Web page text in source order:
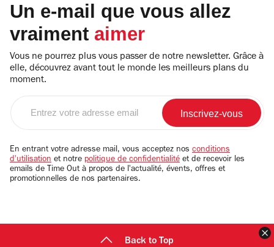
Un e-mail que vous allez
vraiment aimer
Vous ne pourrez plus vous passer de notre newsletter. Grâce à
elle, découvrez avant tout le monde les meilleurs plans du
moment.
email
En entrant votre adresse mail, vous acceptez nos conditions
d'utilisation et notre politique de confidentialité et de recevoir les
emails de Time Out à propos de l'actualité, évents, offres et
promotionnelles de nos partenaires.
Back to Top